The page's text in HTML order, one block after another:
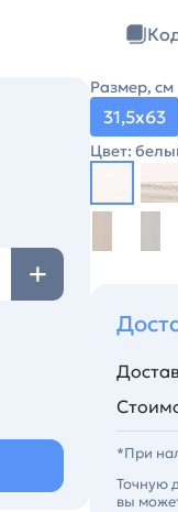
Размер, см
31,5х63
Цвет:
*При
Точную
вы